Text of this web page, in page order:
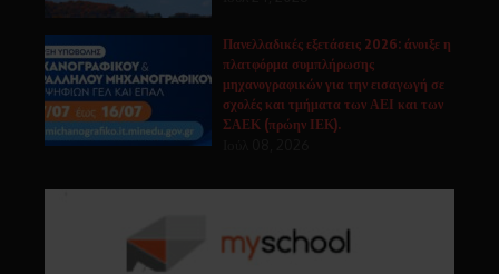
Πανελλαδικές εξετάσεις 2026: άνοιξε η
πλατφόρμα συμπλήρωσης
μηχανογραφικών για την εισαγωγή σε
σχολές και τμήματα των ΑΕΙ και των
ΣΑΕΚ (πρώην ΙΕΚ).